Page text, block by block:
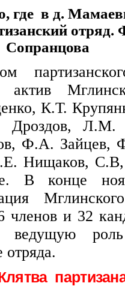
где в д.
отряд.
Сопранцова
актив
К.Т.
Л.М.
Ф.А. Зайцев,
Нищаков,
В конце
членов и 32
ведущую
отряда.